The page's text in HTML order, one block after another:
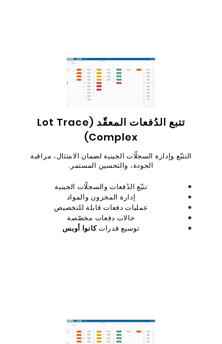
تتبع الدُفعات المعقّد (Lot Trace
Complex)
التتبّع وإدارة السجلّات الجينية لضمان الامتثال، مراقبة
الجودة، والتحسين المستمر.
تتبّع الدُفعات والسجلّات الجينية
إدارة المخزون والمواد
عمليات دفعات قابلة للتخصيص
حالات دفعات مخصّصة
توسيع قدراتكانوا أوبس